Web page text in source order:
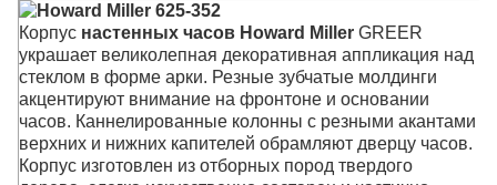
Howard Miller 625-352
Корпус настенных часов Howard Miller GREER
украшает великолепная декоративная аппликация над
стеклом в форме арки. Резные зубчатые молдинги
акцентируют внимание на фронтоне и основании
часов. Каннелированные колонны с резными акантами
верхних и нижних капителей обрамляют дверцу часов.
Корпус изготовлен из отборных пород твердого